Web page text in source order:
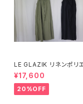
LE GLAZIK リネンポリエステ
ル キャミソールワンピース
¥17,600
20%OFF